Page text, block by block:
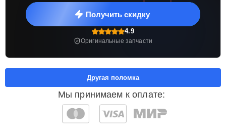
Получить скидку
4.9
Оригинальные запчасти
Мы принимаем к оплате:
Другая поломка